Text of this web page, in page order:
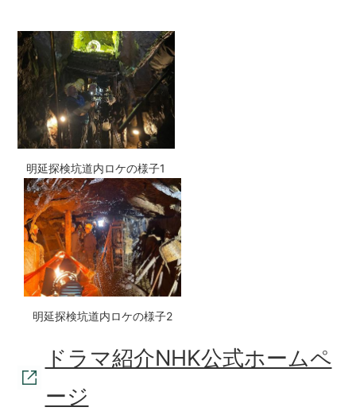
明延探検坑道内ロケの様子1
明延探検坑道内ロケの様子2
ドラマ紹介NHK公式ホームペ
ージ